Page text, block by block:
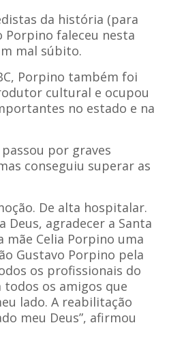
da história (para
Porpino faleceu nesta
mal súbito.
Porpino também foi
cultural e ocupou
no estado e na
por graves
conseguiu superar as
De alta hospitalar.
Deus, agradecer a Santa
mãe Celia Porpino uma
Gustavo Porpino pela
os profissionais do
todos os amigos que
lado. A reabilitação
meu Deus”, afirmou